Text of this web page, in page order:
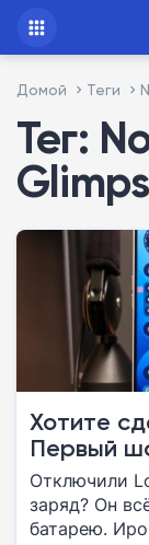
Домой Теги
Тег:
Хотите
Первый
Отключили
заряд? Он
батарею.